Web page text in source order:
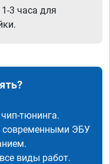
3 часа для
тюнинга.
современными ЭБУ
виды работ.